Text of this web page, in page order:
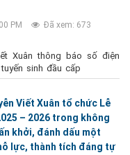
PM
Đã xem: 673
Xuân thông báo số điện
sinh đầu cấp
Viết Xuân tổ chức Lễ
– 2026 trong không
khởi, đánh dấu một
lực, thành tích đáng tự